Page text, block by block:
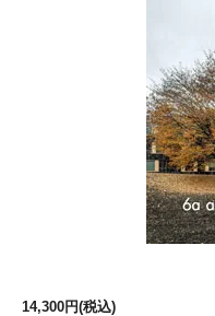
14,300円(税込)